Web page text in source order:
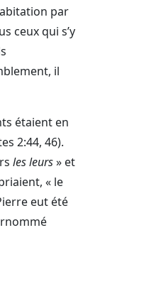
par
ceux qui s’y
il
étaient en
2:44, 46).
les leurs» et
« le
eut été